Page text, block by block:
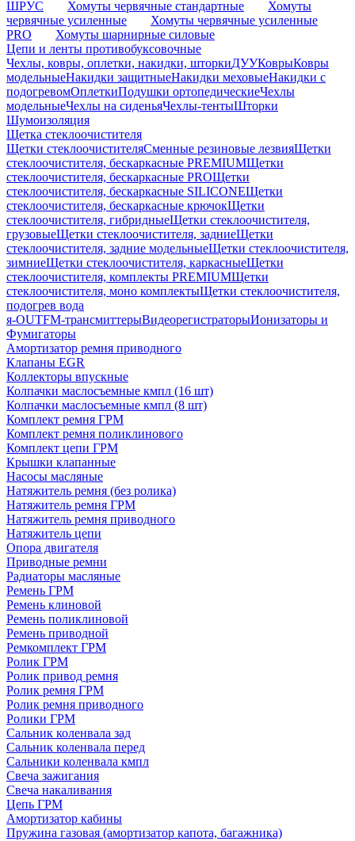
ШРУС Хомуты червячные стандартные
Хомуты
червячные усиленные
Хомуты червячные усиленные
PRO
Хомуты шарнирные силовые
Цепи и ленты противобуксовочные
Чехлы, ковры, оплетки, накидки, шторкиДУУКоврыКовры
модельныеНакидки защитныеНакидки меховыеНакидки с
подогревомОплеткиПодушки ортопедическиеЧехлы
модельныеЧехлы на сиденьяЧехлы-тентыШторки
Шумоизоляция
Щетка стеклоочистителя
Щетки стеклоочистителяСменные резиновые лезвияЩетки
стеклоочистителя, бескаркасные PREMIUMЩетки
стеклоочистителя, бескаркасные PROЩетки
стеклоочистителя, бескаркасные SILICONEЩетки
стеклоочистителя, бескаркасные крючокЩетки
стеклоочистителя, гибридныеЩетки стеклоочистителя,
грузовыеЩетки стеклоочистителя, задниеЩетки
стеклоочистителя, задние модельныеЩетки стеклоочистителя,
зимниеЩетки стеклоочистителя, каркасныеЩетки
стеклоочистителя, комплекты PREMIUMЩетки
стеклоочистителя, моно комплектыЩетки стеклоочистителя,
подогрев вода
я-OUTFM-трансмиттерыВидеорегистраторыИонизаторы и
Фумигаторы
Амортизатор ремня приводного
Клапаны EGR
Коллекторы впускные
Колпачки маслосъемные кмпл (16 шт)
Колпачки маслосъемные кмпл (8 шт)
Комплект ремня ГРМ
Комплект ремня поликлинового
Комплект цепи ГРМ
Крышки клапанные
Насосы масляные
Натяжитель ремня (без ролика)
Натяжитель ремня ГРМ
Натяжитель ремня приводного
Натяжитель цепи
Опора двигателя
Приводные ремни
Радиаторы масляные
Ремень ГРМ
Ремень клиновой
Ремень поликлиновой
Ремень приводной
Ремкомплект ГРМ
Ролик ГРМ
Ролик привод ремня
Ролик ремня ГРМ
Ролик ремня приводного
Ролики ГРМ
Сальник коленвала зад
Сальник коленвала перед
Сальники коленвала кмпл
Свеча зажигания
Свеча накаливания
Цепь ГРМ
Амортизатор кабины
Пружина газовая (амортизатор капота, багажника)